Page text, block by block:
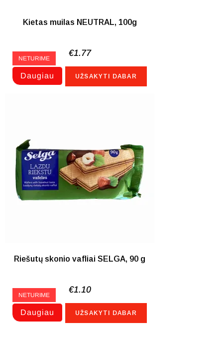
NETURIME
Kietas muilas NEUTRAL, 100g
€1.77
Daugiau UŽSAKYTI DABAR
NETURIME
Riešutų skonio vafliai SELGA, 90 g
€1.10
Daugiau UŽSAKYTI DABAR